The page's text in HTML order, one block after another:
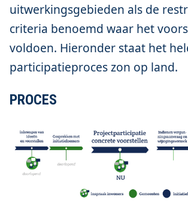
uitwerkingsgebieden als de
criteria benoemd waar het
voldoen. Hieronder staat het
participatieproces zon op land.
PROCES